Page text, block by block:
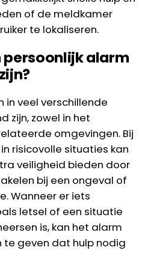
of de meldkamer
te lokaliseren.
persoonlijk alarm
in veel verschillende
zijn, zowel in het
omgevingen. Bij
risicovolle situaties kan
veiligheid bieden door
bij een ongeval of
Wanneer er iets
letsel of een situatie
is, kan het alarm
geven dat hulp nodig